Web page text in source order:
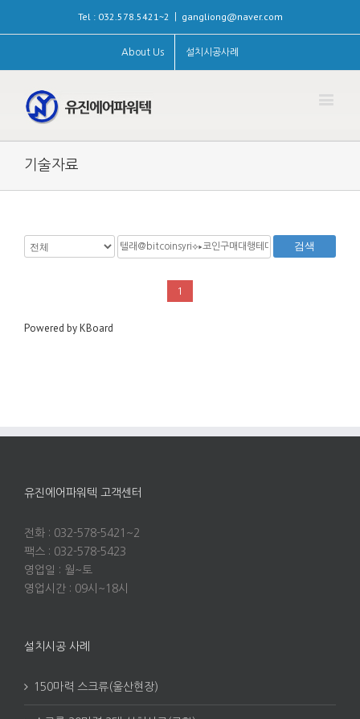
Tel : 032.578.5421~2 gangliong@naver.com
About Us 설치시공사례
기술자료
검색
1
Powered by KBoard
유진에어파워텍 고객센터
전화 : 032-578-5421~2
팩스 : 032-578-5423
영업일 : 월~토
영업시간 : 09시~18시
설치시공 사례
150마력 스크류(울산현장)